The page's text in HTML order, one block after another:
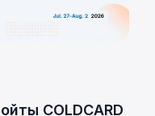
COLDCARD